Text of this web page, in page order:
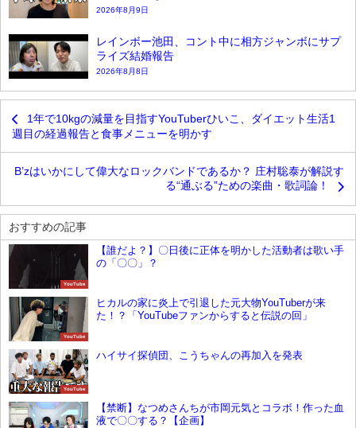
2026年8月9日
レインボー池田、コント中に相方ジャンボにサプ
ライズ結婚報告
2026年8月8日
1年で10kgの減量を目指すYouTuberひいこ、ダイエット生活1
週目の経過報告と食事メニューを明かす
B’zはいかにして偉大なロックバンドであるか？ 庄村聡泰が解説す
る“通ぶる”ための楽曲・歌詞論！
おすすめの記事
YouTube
【誰だよ？】〇日後に正体を明かした活動者は歌い手
の「〇〇」？
YouTube
ヒカルの家に炎上で引退した元大物YouTuberが来
た！？「YouTubeファンからすると伝説の回」
YouTube
ハイサイ探偵団、こうちゃんの再加入を発表
【禁断】なつめさんちが市岡元気とコラボ！作った血
液で〇〇する？【企画】